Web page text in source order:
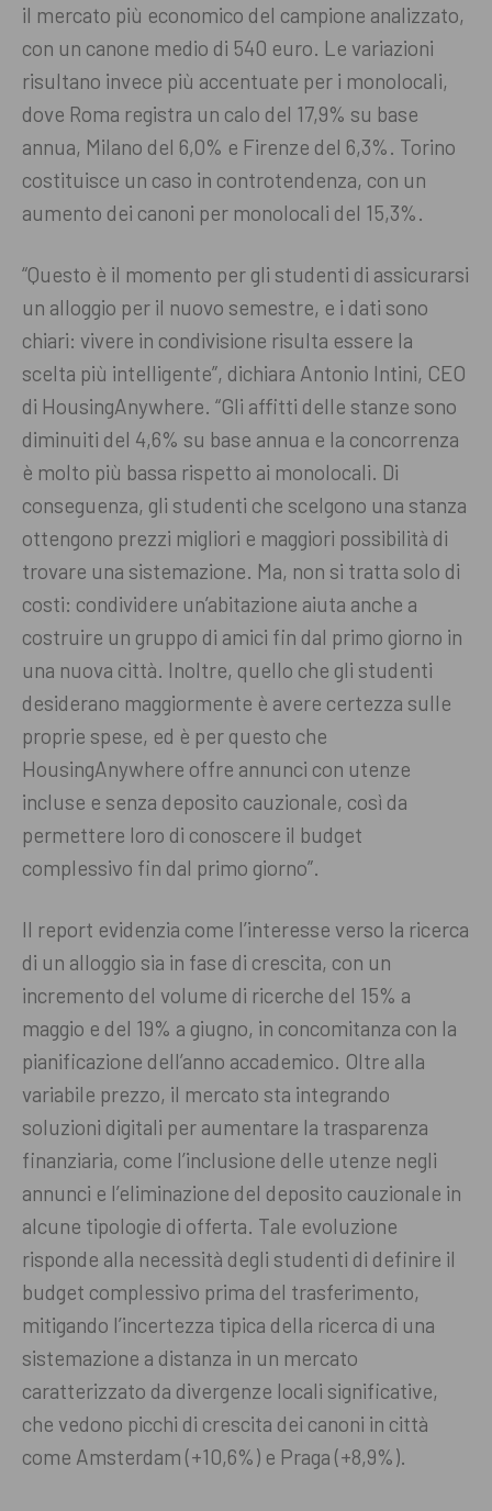
il mercato più economico del campione analizzato,
con un canone medio di 540 euro. Le variazioni
risultano invece più accentuate per i monolocali,
dove Roma registra un calo del 17,9% su base
annua, Milano del 6,0% e Firenze del 6,3%. Torino
costituisce un caso in controtendenza, con un
aumento dei canoni per monolocali del 15,3%.
“Questo è il momento per gli studenti di assicurarsi
un alloggio per il nuovo semestre, e i dati sono
chiari: vivere in condivisione risulta essere la
scelta più intelligente”, dichiara Antonio Intini, CEO
di HousingAnywhere. “Gli affitti delle stanze sono
diminuiti del 4,6% su base annua e la concorrenza
è molto più bassa rispetto ai monolocali. Di
conseguenza, gli studenti che scelgono una stanza
ottengono prezzi migliori e maggiori possibilità di
trovare una sistemazione. Ma, non si tratta solo di
costi: condividere un’abitazione aiuta anche a
costruire un gruppo di amici fin dal primo giorno in
una nuova città. Inoltre, quello che gli studenti
desiderano maggiormente è avere certezza sulle
proprie spese, ed è per questo che
HousingAnywhere offre annunci con utenze
incluse e senza deposito cauzionale, così da
permettere loro di conoscere il budget
complessivo fin dal primo giorno”.
Il report evidenzia come l’interesse verso la ricerca
di un alloggio sia in fase di crescita, con un
incremento del volume di ricerche del 15% a
maggio e del 19% a giugno, in concomitanza con la
pianificazione dell’anno accademico. Oltre alla
variabile prezzo, il mercato sta integrando
soluzioni digitali per aumentare la trasparenza
finanziaria, come l’inclusione delle utenze negli
annunci e l’eliminazione del deposito cauzionale in
alcune tipologie di offerta. Tale evoluzione
risponde alla necessità degli studenti di definire il
budget complessivo prima del trasferimento,
mitigando l’incertezza tipica della ricerca di una
sistemazione a distanza in un mercato
caratterizzato da divergenze locali significative,
che vedono picchi di crescita dei canoni in città
come Amsterdam (+10,6%) e Praga (+8,9%).